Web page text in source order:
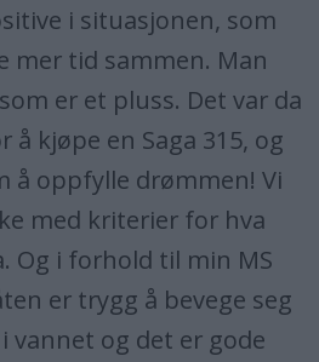
i situasjonen, som
mer tid sammen. Man
er et pluss. Det var da
kjøpe en Saga 315, og
å oppfylle drømmen! Vi
med kriterier for hva
Og i forhold til min MS
er trygg å bevege seg
vannet og det er gode